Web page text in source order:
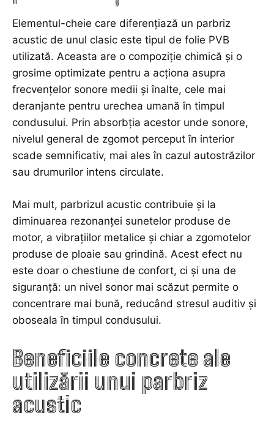
Elementul-cheie care diferențiază un parbriz
acustic de unul clasic este tipul de folie PVB
utilizată. Aceasta are o compoziție chimică și o
grosime optimizate pentru a acționa asupra
frecvențelor sonore medii și înalte, cele mai
deranjante pentru urechea umană în timpul
condusului. Prin absorbția acestor unde sonore,
nivelul general de zgomot perceput în interior
scade semnificativ, mai ales în cazul autostrăzilor
sau drumurilor intens circulate.
Mai mult, parbrizul acustic contribuie și la
diminuarea rezonanței sunetelor produse de
motor, a vibrațiilor metalice și chiar a zgomotelor
produse de ploaie sau grindină. Acest efect nu
este doar o chestiune de confort, ci și una de
siguranță: un nivel sonor mai scăzut permite o
concentrare mai bună, reducând stresul auditiv și
oboseala în timpul condusului.
Beneficiile concrete ale
utilizării unui parbriz
acustic